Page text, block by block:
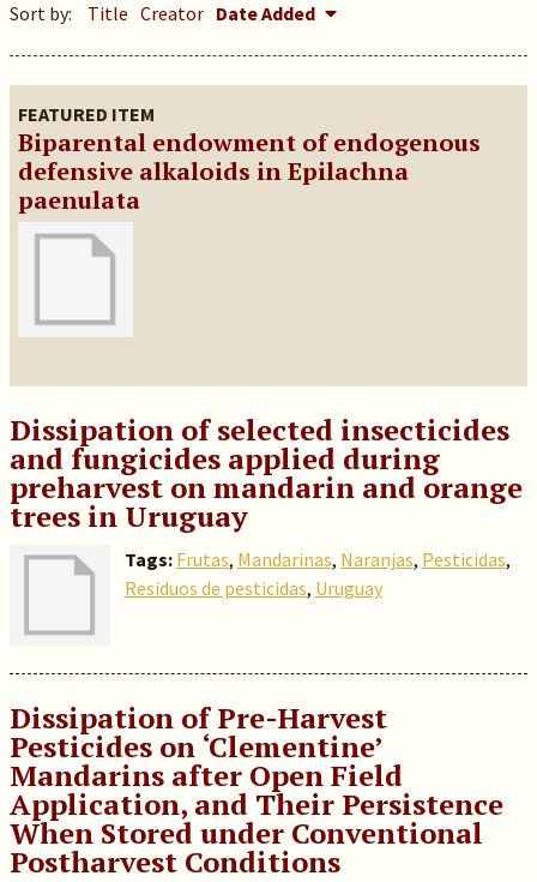
Sort by: Title Creator Date Added
FEATURED ITEM
Biparental endowment of endogenous
defensive alkaloids in Epilachna
paenulata
Dissipation of selected insecticides
and fungicides applied during
preharvest on mandarin and orange
trees in Uruguay
Tags: Frutas, Mandarinas, Naranjas, Pesticidas,
Residuos de pesticidas, Uruguay
Dissipation of Pre-Harvest
Pesticides on ‘Clementine’
Mandarins after Open Field
Application, and Their Persistence
When Stored under Conventional
Postharvest Conditions